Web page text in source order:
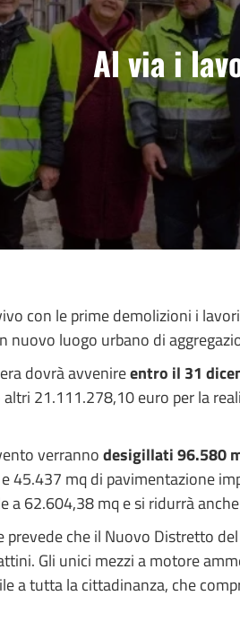
Al via i
con le prime demolizioni i
nuovo luogo urbano di
dovrà avvenireentro il 31
21.111.278,10 euro per la
verrannodesigillati 96.580
45.437 mq di pavimentazione
a 62.604,38 mq e si ridurrà
prevede che il Nuovo Distretto
Gli unici mezzi a motore
a tutta la cittadinanza, che